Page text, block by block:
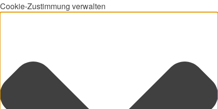
Cookie-Zustimmung verwalten